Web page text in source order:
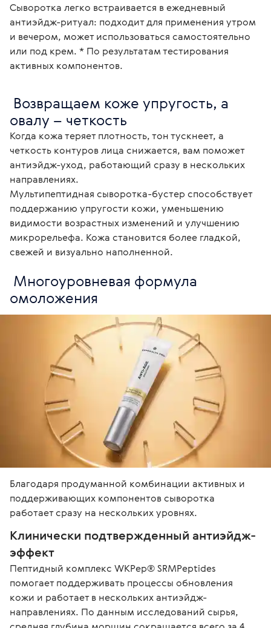
Сыворотка легко встраивается в ежедневный
антиэйдж-ритуал: подходит для применения утром
и вечером, может использоваться самостоятельно
или под крем. * По результатам тестирования
активных компонентов.
овалу – четкость
Когда кожа теряет плотность, тон тускнеет, а
четкость контуров лица снижается, вам поможет
антиэйдж-уход, работающий сразу в нескольких
направлениях.
Мультипептидная сыворотка-бустер способствует
поддержанию упругости кожи, уменьшению
видимости возрастных изменений и улучшению
микрорельефа. Кожа становится более гладкой,
свежей и визуально наполненной.
омоложения
Благодаря продуманной комбинации активных и
поддерживающих компонентов сыворотка
работает сразу на нескольких уровнях.
Клинически подтвержденный антиэйдж-
эффект
Пептидный комплекс WKPep® SRMPeptides
помогает поддерживать процессы обновления
кожи и работает в нескольких антиэйдж-
направлениях. По данным исследований сырья,